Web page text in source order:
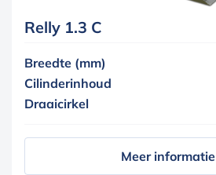
Relly 1.3 C
Breedte (mm)
Cilinderinhoud
Draaicirkel
Meer informatie